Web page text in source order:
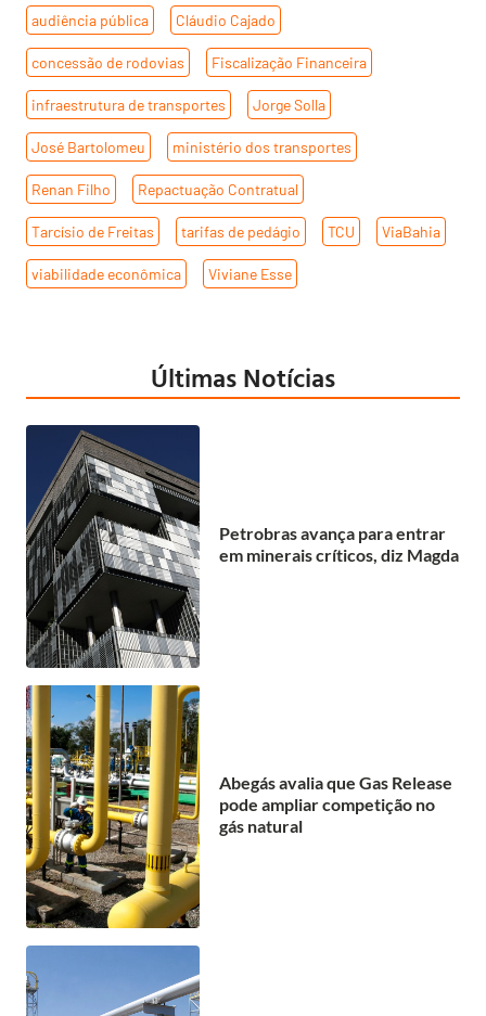
audiência pública Cláudio Cajado
concessão de rodovias Fiscalização Financeira
infraestrutura de transportes Jorge Solla
José Bartolomeu ministério dos transportes
Renan Filho Repactuação Contratual
Tarcísio de Freitas tarifas de pedágio TCU ViaBahia
viabilidade econômica Viviane Esse
Últimas Notícias
Petrobras avança para entrar
em minerais críticos, diz Magda
Abegás avalia que Gas Release
pode ampliar competição no
gás natural